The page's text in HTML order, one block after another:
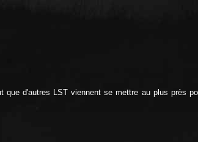
d'autres LST viennent se mettre au plus près